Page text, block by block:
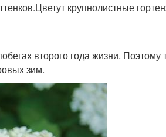
крупнолистные
второго года жизни. Поэтому
зим.